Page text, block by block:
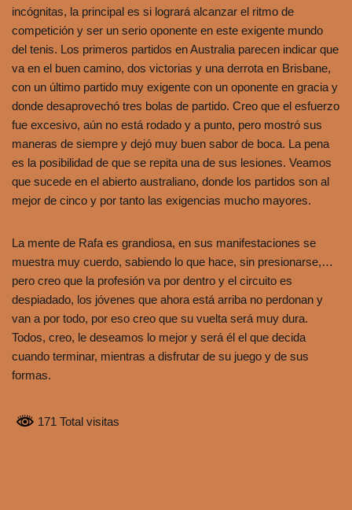
incógnitas, la principal es si logrará alcanzar el ritmo de
competición y ser un serio oponente en este exigente mundo
del tenis. Los primeros partidos en Australia parecen indicar que
va en el buen camino, dos victorias y una derrota en Brisbane,
con un último partido muy exigente con un oponente en gracia y
donde desaprovechó tres bolas de partido. Creo que el esfuerzo
fue excesivo, aún no está rodado y a punto, pero mostró sus
maneras de siempre y dejó muy buen sabor de boca. La pena
es la posibilidad de que se repita una de sus lesiones. Veamos
que sucede en el abierto australiano, donde los partidos son al
mejor de cinco y por tanto las exigencias mucho mayores.
La mente de Rafa es grandiosa, en sus manifestaciones se
muestra muy cuerdo, sabiendo lo que hace, sin presionarse,…
pero creo que la profesión va por dentro y el circuito es
despiadado, los jóvenes que ahora está arriba no perdonan y
van a por todo, por eso creo que su vuelta será muy dura.
Todos, creo, le deseamos lo mejor y será él el que decida
cuando terminar, mientras a disfrutar de su juego y de sus
formas.
171 Total visitas